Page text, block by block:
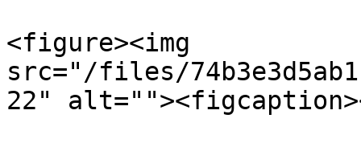
<figure><img
src="/files/
22"